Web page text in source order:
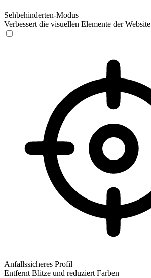
Sehbehinderten-Modus
Verbessert die visuellen Elemente der Website
Anfallssicheres Profil
Entfernt Blitze und reduziert Farben